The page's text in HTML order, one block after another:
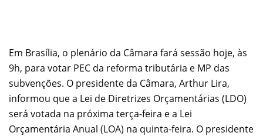
Em Brasília, o plenário da Câmara fará sessão hoje, às
9h, para votar PEC da reforma tributária e MP das
subvenções. O presidente da Câmara, Arthur Lira,
informou que a Lei de Diretrizes Orçamentárias (LDO)
será votada na próxima terça-feira e a Lei
Orçamentária Anual (LOA) na quinta-feira. O presidente